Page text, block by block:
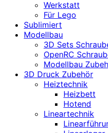
Werkstatt
Für Lego
Sublimiert
Modellbau
3D Sets
OpenRC
Modellbau
3D Druck Zubehör
Heiztechnik
Heizbett
Hotend
Lineartechnik